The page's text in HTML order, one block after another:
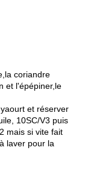
coriandre
et l'épépiner,le
et réserver
10SC/V3 puis
mais si vite fait
laver pour la